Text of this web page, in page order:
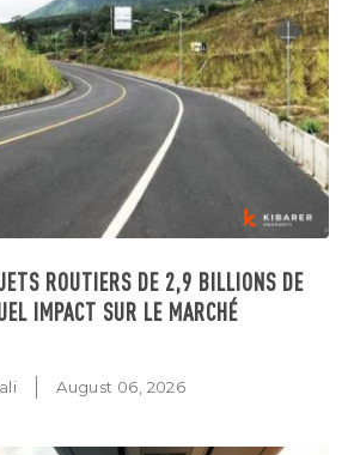
ROUTIERS DE 2,9 BILLIONS DE
IMPACT SUR LE MARCHÉ
August 06, 2026